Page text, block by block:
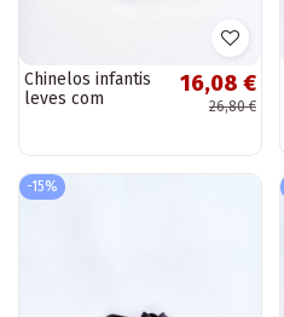
Chinelos infantis
leves com
16,08 €
26,80 €
-15%